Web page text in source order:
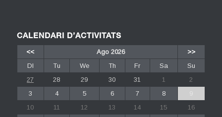
CALENDARI D’ACTIVITATS
<< Ago 2026
>>
Dl
Tu We Th Fr Sa
Su
27
28 29 30 31 1
2
3
4 5 6 7 8
9
10
11 12 13 14 15
16